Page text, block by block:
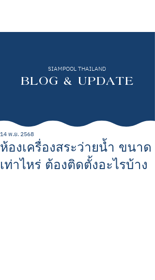
SIAMPOOL THAILAND
BLOG & UPDATE
ห้องเครื่องสระว่ายน้ำ ขนาด
เท่าไหร่ ต้องติดตั้งอะไรบ้าง
14 พ.ย. 2568